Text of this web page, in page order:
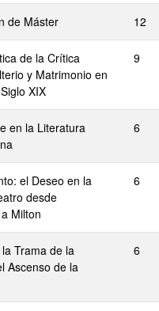
de Máster 12
de la Crítica
y Matrimonio en
XIX
9
en la Literatura
6
el Deseo en la
desde
Milton
6
Trama de la
Ascenso de la
6